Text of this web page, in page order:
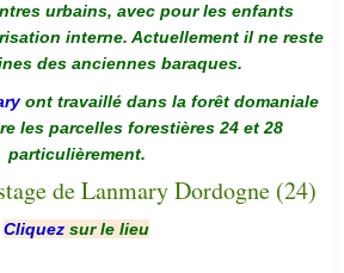
urbains, avec pour les enfants
interne. Actuellement il ne reste
des anciennes baraques.
ont travaillé dans la forêt domaniale
les parcelles forestières 24 et 28
particulièrement.
Cliquez sur le lieu